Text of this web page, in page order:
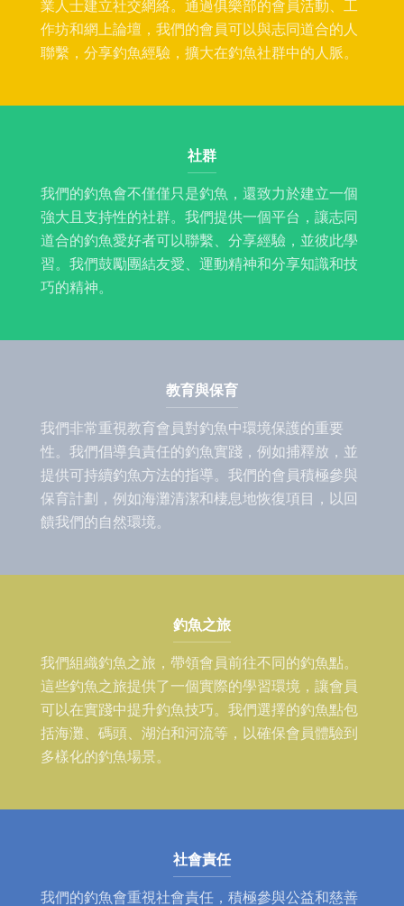
業人士建立社交網絡。通過俱樂部的會員活動、工
作坊和網上論壇，我們的會員可以與志同道合的人
聯繫，分享釣魚經驗，擴大在釣魚社群中的人脈。
社群
我們的釣魚會不僅僅只是釣魚，還致力於建立一個
強大且支持性的社群。我們提供一個平台，讓志同
道合的釣魚愛好者可以聯繫、分享經驗，並彼此學
習。我們鼓勵團結友愛、運動精神和分享知識和技
巧的精神。
教育與保育
我們非常重視教育會員對釣魚中環境保護的重要
性。我們倡導負責任的釣魚實踐，例如捕釋放，並
提供可持續釣魚方法的指導。我們的會員積極參與
保育計劃，例如海灘清潔和棲息地恢復項目，以回
饋我們的自然環境。
釣魚之旅
我們組織釣魚之旅，帶領會員前往不同的釣魚點。
這些釣魚之旅提供了一個實際的學習環境，讓會員
可以在實踐中提升釣魚技巧。我們選擇的釣魚點包
括海灘、碼頭、湖泊和河流等，以確保會員體驗到
多樣化的釣魚場景。
社會責任
我們的釣魚會重視社會責任，積極參與公益和慈善